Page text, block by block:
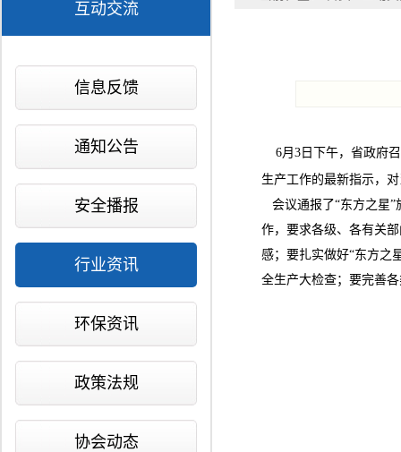
互动交流
信息反馈
通知公告
安全播报
行业资讯
环保资讯
政策法规
协会动态
6月3日下午，省政府召
生产工作的最新指示，
会议通报了“东方之星”
作，要求各级、各有关
感；要扎实做好“东方之
全生产大检查；要完善